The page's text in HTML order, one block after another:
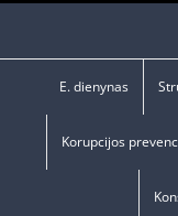
E. dienynas
Korupcijos